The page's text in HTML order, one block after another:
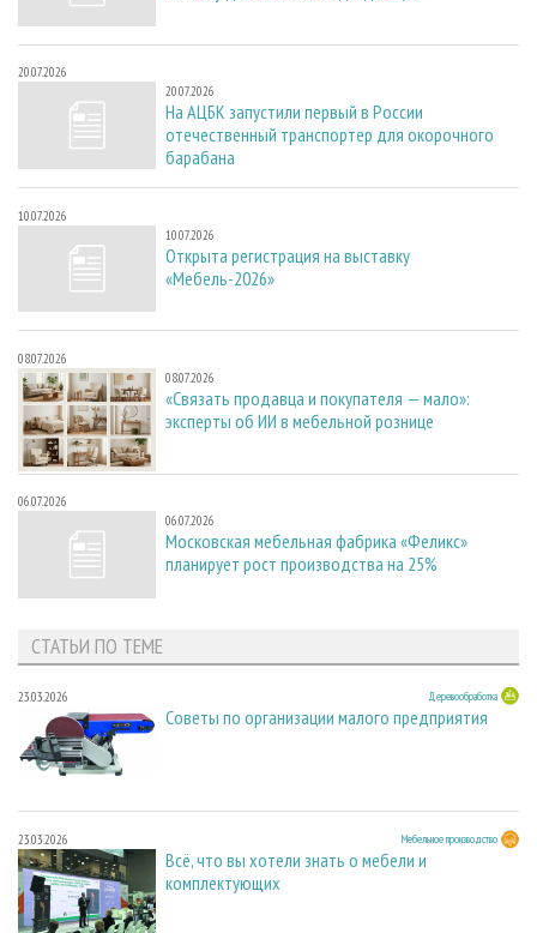
20.07.2026
20.07.2026
На АЦБК запустили первый в России
отечественный транспортер для окорочного
барабана
10.07.2026
10.07.2026
Открыта регистрация на выставку
«Мебель-2026»
08.07.2026
08.07.2026
«Связать продавца и покупателя — мало»:
эксперты об ИИ в мебельной рознице
06.07.2026
06.07.2026
Московская мебельная фабрика «Феликс»
планирует рост производства на 25%
СТАТЬИ ПО ТЕМЕ
23.03.2026 Деревообработка
Советы по организации малого предприятия
23.03.2026 Мебельное производство
Всё, что вы хотели знать о мебели и
комплектующих